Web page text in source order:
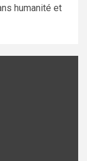
humanité et